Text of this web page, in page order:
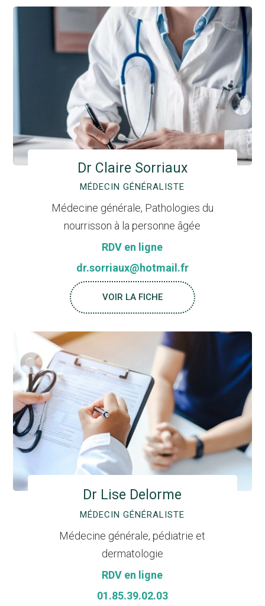
Dr Claire Sorriaux
MÉDECIN GÉNÉRALISTE
Médecine générale, Pathologies du
nourrisson à la personne âgée
RDV en ligne
dr.sorriaux@hotmail.fr
VOIR LA FICHE
Dr Lise Delorme
MÉDECIN GÉNÉRALISTE
Médecine générale, pédiatrie et
dermatologie
RDV en ligne
01.85.39.02.03